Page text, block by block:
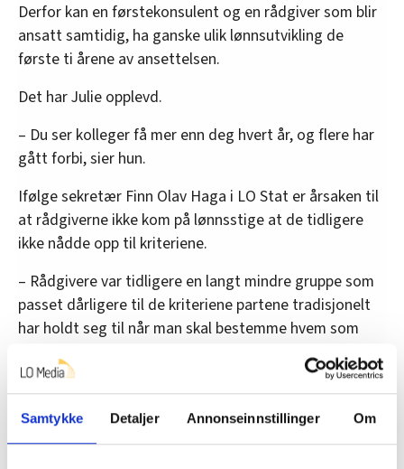
Samtykke Detaljer Annonseinnstillinger Om
Derfor kan en førstekonsulent og en rådgiver som blir
ansatt samtidig, ha ganske ulik lønnsutvikling de
første ti årene av ansettelsen.
Det har Julie opplevd.
– Du ser kolleger få mer enn deg hvert år, og flere har
gått forbi, sier hun.
Ifølge sekretær Finn Olav Haga i LO Stat er årsaken til
at rådgiverne ikke kom på lønnsstige at de tidligere
ikke nådde opp til kriteriene.
– Rådgivere var tidligere en langt mindre gruppe som
passet dårligere til de kriteriene partene tradisjonelt
har holdt seg til når man skal bestemme hvem som
ansiennitet. Slik det ser ut i dag, kan det være behov
for at partene i staten gjør en ny vurdering, uttalte
Haga i mars.